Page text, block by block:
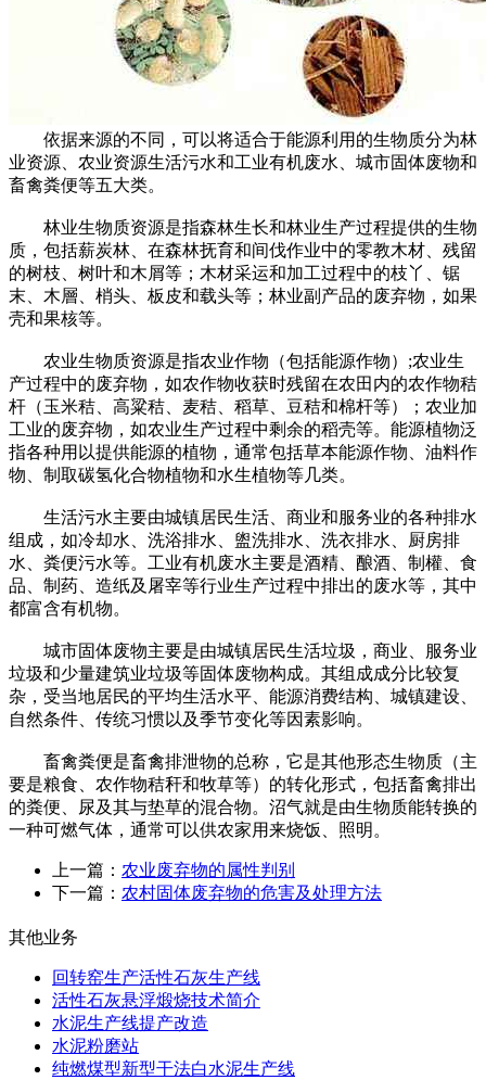
依据来源的不同，可以将适合于能源利用的生物质分为林
业资源、农业资源生活污水和工业有机废水、城市固体废物和
畜禽粪便等五大类。
林业生物质资源是指森林生长和林业生产过程提供的生物
质，包括薪炭林、在森林抚育和间伐作业中的零教木材、残留
的树枝、树叶和木屑等；木材采运和加工过程中的枝丫、锯
末、木層、梢头、板皮和载头等；林业副产品的废弃物，如果
壳和果核等。
农业生物质资源是指农业作物（包括能源作物）;农业生
产过程中的废弃物，如农作物收获时残留在农田内的农作物秸
杆（玉米秸、高粱秸、麦秸、稻草、豆秸和棉杆等）；农业加
工业的废弃物，如农业生产过程中剩余的稻壳等。能源植物泛
指各种用以提供能源的植物，通常包括草本能源作物、油料作
物、制取碳氢化合物植物和水生植物等几类。
生活污水主要由城镇居民生活、商业和服务业的各种排水
组成，如冷却水、洗浴排水、盥洗排水、洗衣排水、厨房排
水、粪便污水等。工业有机废水主要是酒精、酿酒、制權、食
品、制药、造纸及屠宰等行业生产过程中排出的废水等，其中
都富含有机物。
城市固体废物主要是由城镇居民生活垃圾，商业、服务业
垃圾和少量建筑业垃圾等固体废物构成。其组成成分比较复
杂，受当地居民的平均生活水平、能源消费结构、城镇建设、
自然条件、传统习惯以及季节变化等因素影响。
畜禽粪便是畜禽排泄物的总称，它是其他形态生物质（主
要是粮食、农作物秸秆和牧草等）的转化形式，包括畜禽排出
的粪便、尿及其与垫草的混合物。沼气就是由生物质能转换的
一种可燃气体，通常可以供农家用来烧饭、照明。
上一篇： 农业废弃物的属性判别
下一篇： 农村固体废弃物的危害及处理方法
其他业务
回转窑生产活性石灰生产线
活性石灰悬浮煅烧技术简介
水泥生产线提产改造
水泥粉磨站
纯燃煤型新型干法白水泥生产线